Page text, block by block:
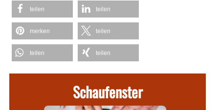
teilen teilen
merken teilen
teilen teilen
Schaufenster